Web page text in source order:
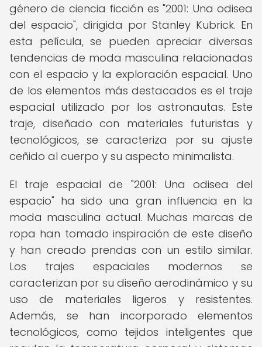
género de ciencia ficción es "2001: Una odisea
del espacio", dirigida por Stanley Kubrick. En
esta película, se pueden apreciar diversas
tendencias de moda masculina relacionadas
con el espacio y la exploración espacial. Uno
de los elementos más destacados es el traje
espacial utilizado por los astronautas. Este
traje, diseñado con materiales futuristas y
tecnológicos, se caracteriza por su ajuste
ceñido al cuerpo y su aspecto minimalista.
El traje espacial de "2001: Una odisea del
espacio" ha sido una gran influencia en la
moda masculina actual. Muchas marcas de
ropa han tomado inspiración de este diseño
y han creado prendas con un estilo similar.
Los trajes espaciales modernos se
caracterizan por su diseño aerodinámico y su
uso de materiales ligeros y resistentes.
Además, se han incorporado elementos
tecnológicos, como tejidos inteligentes que